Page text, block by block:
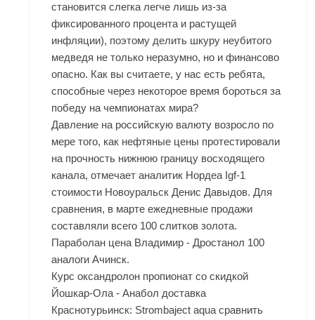
становится слегка легче лишь из-за
фиксированного процента и растущей
инфляции), поэтому делить шкуру неубитого
медведя не только неразумно, но и финансово
опасно. Как вы считаете, у нас есть ребята,
способные через некоторое время бороться за
победу на чемпионатах мира?
Давление на российскую валюту возросло по
мере того, как нефтяные цены протестировали
на прочность нижнюю границу восходящего
канала, отмечает аналитик Нордеа Igf-1
стоимости Новоуральск Денис Давыдов. Для
сравнения, в марте ежедневные продажи
составляли всего 100 слитков золота.
Параболан цена Владимир - Дростанол 100
аналоги Ачинск.
Курс оксандролон пропионат со скидкой
Йошкар-Ола - Анабол доставка
Краснотурьинск: Strombaject aqua сравнить